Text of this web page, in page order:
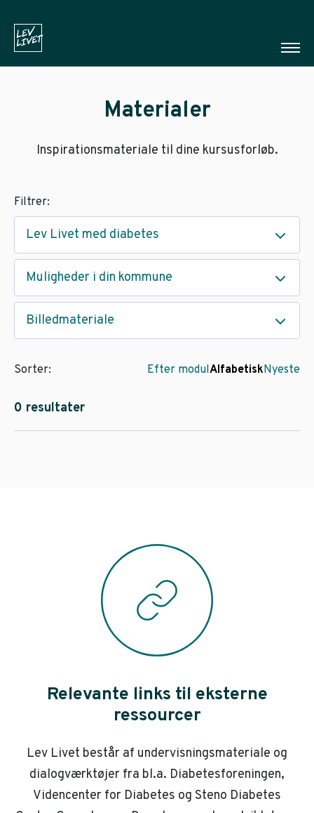
Materialer
Inspirationsmateriale til dine kursusforløb.
Filtrer:
Lev Livet med diabetes
Muligheder i din kommune
Billedmateriale
0 resultater
Sorter: Efter modulAlfabetiskNyeste
Relevante links til eksterne
ressourcer
Lev Livet består af undervisningsmateriale og
dialogværktøjer fra bl.a. Diabetesforeningen,
Videncenter for Diabetes og Steno Diabetes